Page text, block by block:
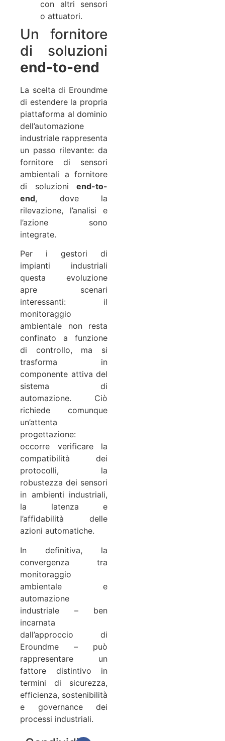
con altri sensori
o attuatori.
Un fornitore
di soluzioni
end-to-end
La scelta di Eroundme
di estendere la propria
piattaforma al dominio
dell’automazione
industriale rappresenta
un passo rilevante: da
fornitore di sensori
ambientali a fornitore
di soluzioni end-to-
end, dove la
rilevazione, l’analisi e
l’azione sono
integrate.
Per i gestori di
impianti industriali
questa evoluzione
apre scenari
interessanti: il
monitoraggio
ambientale non resta
confinato a funzione
di controllo, ma si
trasforma in
componente attiva del
sistema di
automazione. Ciò
richiede comunque
un’attenta
progettazione:
occorre verificare la
compatibilità dei
protocolli, la
robustezza dei sensori
in ambienti industriali,
la latenza e
l’affidabilità delle
azioni automatiche.
In definitiva, la
convergenza tra
monitoraggio
ambientale e
automazione
industriale – ben
incarnata
dall’approccio di
Eroundme – può
rappresentare un
fattore distintivo in
termini di sicurezza,
efficienza, sostenibilità
e governance dei
processi industriali.